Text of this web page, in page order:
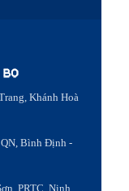
Khánh Hoà
QN, Bình Định -
PRTC, Ninh